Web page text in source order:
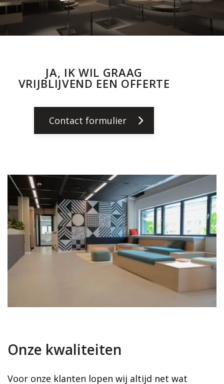
JA, IK WIL GRAAG
VRIJBLIJVEND EEN OFFERTE
Contact formulier
Onze kwaliteiten
Voor onze klanten lopen wij altijd net wat